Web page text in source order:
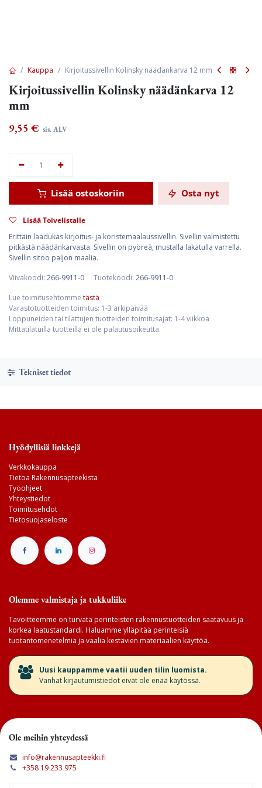
Kauppa Kirjoitussivellin Kolinsky näädänkarva 12 mm
Kirjoitussivellin Kolinsky näädänkarva 12
mm
9,55 € sis. ALV
Lisää ostoskoriin Osta nyt
Lisää Toivelistalle
Erittäin laadukas kirjoitus- ja koristemaalaussivellin. Sivellin valmistettu
pitkästä näädänkarvasta. Sivellin on pyöreä, mustalla lakatulla varrella.
Sivellin sitoo paljon maalia.
Viivakoodi: 266-9911-0 Tuotekoodi: 266-9911-0
Lue toimitusehtomme tästä
Varastotuotteiden toimitus: 1-3 arkipäivää
Loppuneiden tai tilattujen tuotteiden toimitusajat: 1-4 viikkoa
Mittatilatuilla tuotteilla ei ole palautusoikeutta.
Tekniset tiedot
Hyödyllisiä linkkejä
Verkkokauppa
Tietoa Rakennusapteekista
Työohjeet
Yhteystiedot
Toimitusehdot
Tietosuojaseloste
Olemme valmistaja ja tukkuliike
Tavoitteemme on turvata perinteisten rakennustuotteiden saatavuus ja
korkea laatustandardi. Haluamme ylläpitää perinteisiä
tuotantomenetelmiä ja vaalia kestävien materiaalien käyttöä.
​Uusi kauppamme vaatii uuden tilin luomista.
Vanhat kirjautumistiedot eivät ole enää käytössä.
Ole meihin yhteydessä
info@rakennusapteekki.fi
+358 19 233 975